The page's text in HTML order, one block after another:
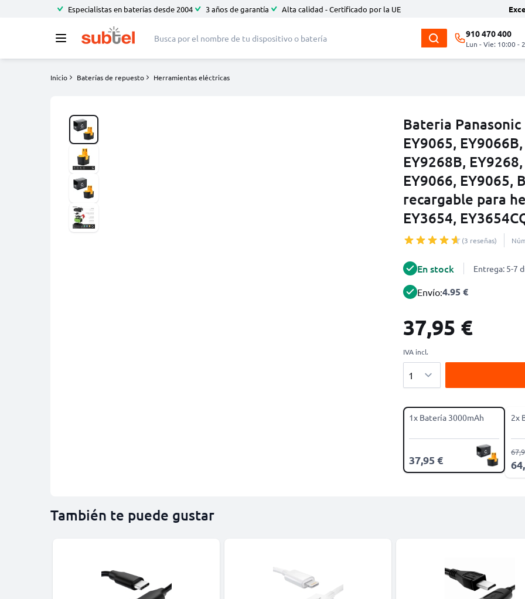
Especialistas en baterías desde 2004 3 años de garantía Alta calidad - Certificado por la UE
910 470 400
Lun - Vie: 10:00 -
Inicio Baterías de repuesto Herramientas eléctricas
Bateria Panasonic
EY9065,
EY9268B,
EY9066, EY9065,
recargable para
EY3654,
(3 reseñas)
En stock Entrega: 5-7
Envío:4.95 €
37,95 €
IVA incl.
1x Batería 3000mAh
37,95 €
2x
También te puede gustar